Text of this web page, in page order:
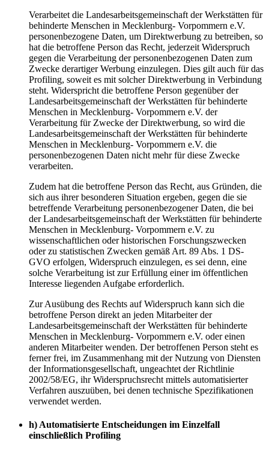
Verarbeitet die Landesarbeitsgemeinschaft der Werkstätten für
behinderte Menschen in Mecklenburg- Vorpommern e.V.
personenbezogene Daten, um Direktwerbung zu betreiben, so
hat die betroffene Person das Recht, jederzeit Widerspruch
gegen die Verarbeitung der personenbezogenen Daten zum
Zwecke derartiger Werbung einzulegen. Dies gilt auch für das
Profiling, soweit es mit solcher Direktwerbung in Verbindung
steht. Widerspricht die betroffene Person gegenüber der
Landesarbeitsgemeinschaft der Werkstätten für behinderte
Menschen in Mecklenburg- Vorpommern e.V. der
Verarbeitung für Zwecke der Direktwerbung, so wird die
Landesarbeitsgemeinschaft der Werkstätten für behinderte
Menschen in Mecklenburg- Vorpommern e.V. die
personenbezogenen Daten nicht mehr für diese Zwecke
verarbeiten.
Zudem hat die betroffene Person das Recht, aus Gründen, die
sich aus ihrer besonderen Situation ergeben, gegen die sie
betreffende Verarbeitung personenbezogener Daten, die bei
der Landesarbeitsgemeinschaft der Werkstätten für behinderte
Menschen in Mecklenburg- Vorpommern e.V. zu
wissenschaftlichen oder historischen Forschungszwecken
oder zu statistischen Zwecken gemäß Art. 89 Abs. 1 DS-
GVO erfolgen, Widerspruch einzulegen, es sei denn, eine
solche Verarbeitung ist zur Erfüllung einer im öffentlichen
Interesse liegenden Aufgabe erforderlich.
Zur Ausübung des Rechts auf Widerspruch kann sich die
betroffene Person direkt an jeden Mitarbeiter der
Landesarbeitsgemeinschaft der Werkstätten für behinderte
Menschen in Mecklenburg- Vorpommern e.V. oder einen
anderen Mitarbeiter wenden. Der betroffenen Person steht es
ferner frei, im Zusammenhang mit der Nutzung von Diensten
der Informationsgesellschaft, ungeachtet der Richtlinie
2002/58/EG, ihr Widerspruchsrecht mittels automatisierter
Verfahren auszuüben, bei denen technische Spezifikationen
verwendet werden.
h) Automatisierte Entscheidungen im Einzelfall
einschließlich Profiling